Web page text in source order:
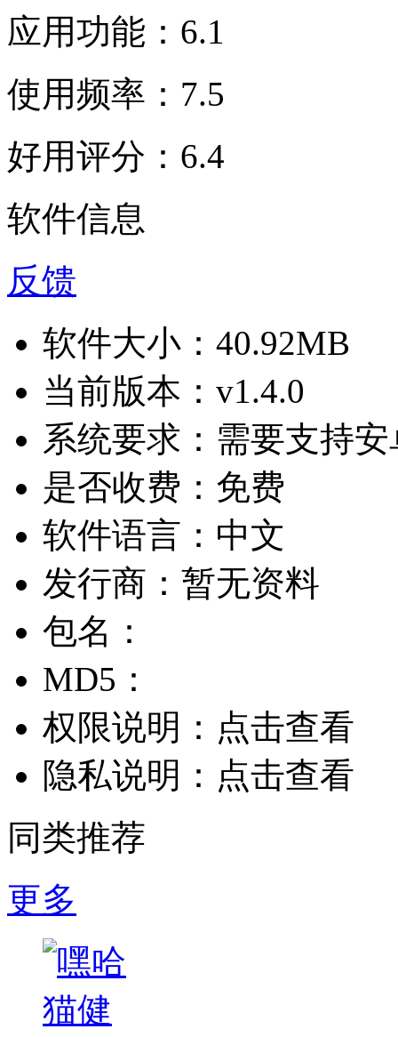
应用功能：6.1
使用频率：7.5
好用评分：6.4
软件信息
反馈
软件大小： 40.92MB
当前版本： v1.4.0
系统要求： 需要支持
是否收费： 免费
软件语言： 中文
发行商： 暂无资料
包名：
MD5：
权限说明： 点击查看
隐私说明： 点击查看
同类推荐
更多